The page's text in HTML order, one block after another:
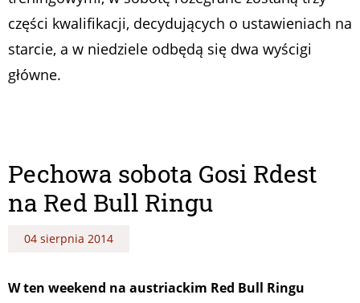
części kwalifikacji, decydujących o ustawieniach na
starcie, a w niedziele odbędą się dwa wyścigi
główne.
Pechowa sobota Gosi Rdest
na Red Bull Ringu
04 sierpnia 2014
W ten weekend na austriackim Red Bull Ringu